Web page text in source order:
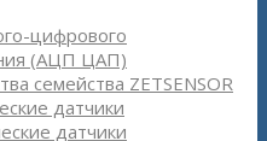
цифрового
(АЦП ЦАП)
семейства ZETSENSOR
датчики
датчики